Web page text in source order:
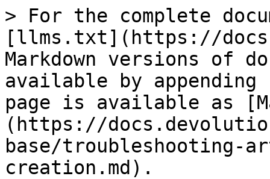
> For the complete
[llms.txt](https://
Markdown versions of
available by
page is available as
(https://
base/troubleshooting-
creation.md).